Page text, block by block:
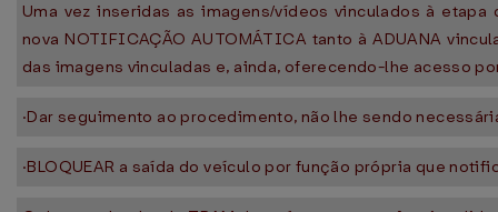
Uma vez inseridas as imagens/vídeos vinculados à
nova NOTIFICAÇÃO AUTOMÁTICA tanto à ADUANA
das imagens vinculadas e, ainda, oferecendo-lhe acesso
·Dar seguimento ao procedimento, não lhe sendo
·BLOQUEAR a saída do veículo por função própria que